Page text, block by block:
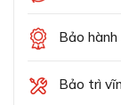
Bảo
Bảo trì